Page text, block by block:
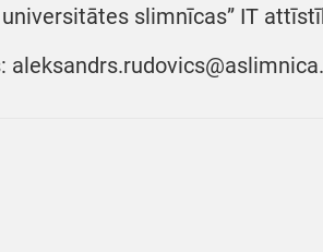
slimnīcas” IT